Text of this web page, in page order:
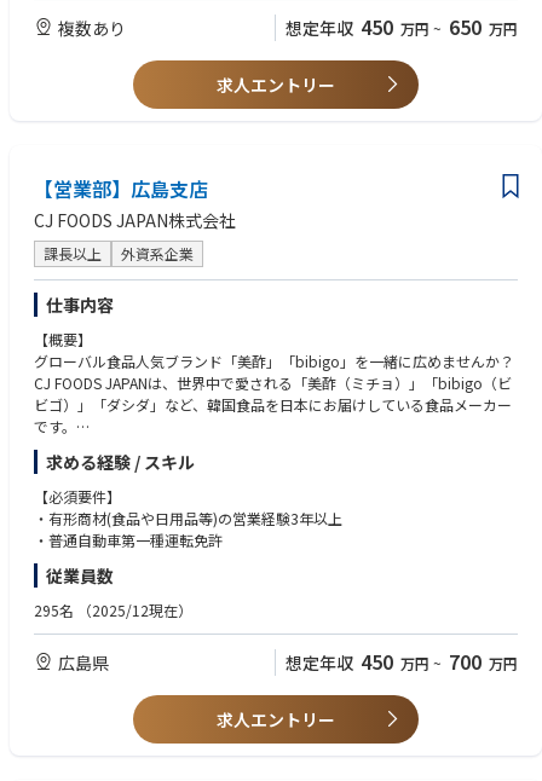
・大人用紙おむつ「ライフリー」をはじめとする介護用商品の導入提案、
くこともございます）
・販売代理店との関係構築、営業支援
週1回エリア内ミーティング、月1回全国リモート会議を実施。自宅を拠点
とした直行直帰スタイルです。※営業車貸与
その他、貸与スマートフォンを活用して上司や支店メンバーとタイムリー
にコミュニケーションが取れる環境です。
会社都合による転居を伴う転勤は原則ありません。
◆研修体制：
最初の６ヶ月間、集合研修とOJTを組み合わせて行います。
入社者ひとりひとりに育成担当者が1年間付き、自信をもって活動してい
ただけるようサポートします。
◆求める人材像：下記に共感いただける方は歓迎します。
・コミュニケーション能力に長け、顧客や取引先との良好な関係構築がで
・営業活動において、顧客から抽出した課題を解決するために、自ら考え
行動に移せる主体性と行動力がある方
したりする向上心がある方
複数あり 想定年収 450 万円 ~ 650 万円
求人エントリー
【営業部】広島支店
CJ FOODS JAPAN株式会社
課長以上 外資系企業
仕事内容
【概要】
グローバル食品人気ブランド「美酢」「bibigo」を一緒に広めませんか？
CJ FOODS JAPANは、世界中で愛される「美酢（ミチョ）」「bibigo（ビ
ビゴ）」「ダシダ」など、韓国食品を日本にお届けしている食品メーカー
です。
2026年7月中旬（予定）、広島支店が新設されます。
今回は、この新しい拠点を一緒につくり上げる スターティングメンバー
を募集します！
担当いただくのは、当社の人気商品である
「美酢」「bibigo」「ダシダ」をはじめとしたグローバル商品です。
【詳細】
【営業先】
スーパーマーケット、ドラッグストア、飲食店（外食チェーン・個人店）
【主な業務】
・商談・企画提案
・新規取引先の開拓
求める経験 / スキル
【必須要件】
・有形商材(食品や日用品等)の営業経験3年以上
・普通自動車第一種運転免許
従業員数
295名 （2025/12現在）
広島県 想定年収 450 万円 ~ 700 万円
求人エントリー